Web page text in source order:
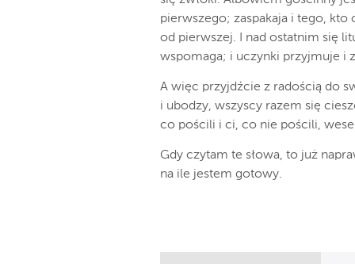
pierwszego; zaspakaja i tego,
od pierwszej. I nad ostatnim się
wspomaga; i uczynki przyjmuje i
A więc przyjdźcie z radością do
i ubodzy, wszyscy razem się
co pościli i ci, co nie pościli,
Gdy czytam te słowa, to już
na ile jestem gotowy.